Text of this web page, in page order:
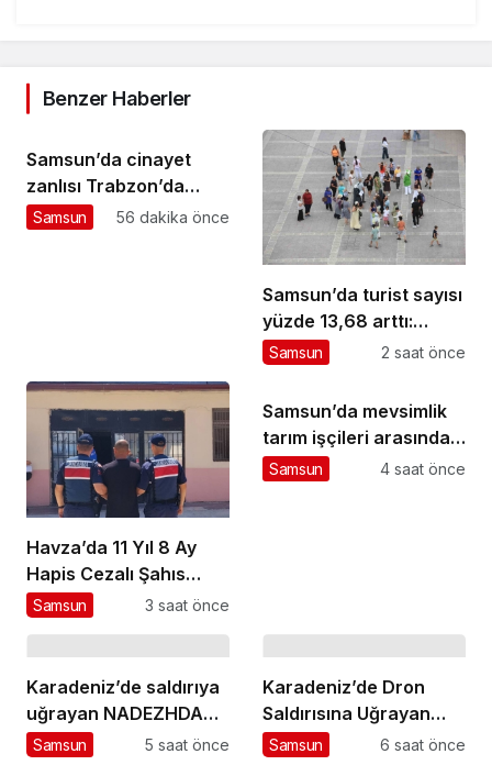
Benzer Haberler
Samsun’da cinayet
zanlısı Trabzon’da
yakalandı
Samsun 56 dakika önce
Samsun’da turist sayısı
yüzde 13,68 arttı:
Almanlar zirvede
Samsun 2 saat önce
Havza’da 11 Yıl 8 Ay
Hapis Cezalı Şahıs
Yakalandı
Samsun 3 saat önce
Samsun’da mevsimlik
tarım işçileri arasında
çıkan kavgada 7 kişi
Samsun 4 saat önce
Karadeniz’de saldırıya
uğrayan NADEZHDA
gemisi Samsun’da
Samsun 5 saat önce
Karadeniz’de Dron
Saldırısına Uğrayan
Türk Gemisi Samsun’a
Samsun 6 saat önce